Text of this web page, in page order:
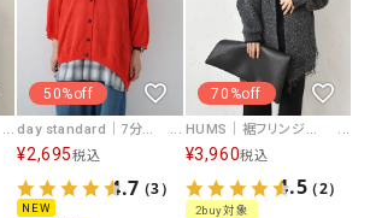
50%off
day standard｜7分袖モモンガカーデ [[B261082-28]][D]
¥2,695税込
4.7（3）
NEW
70%off
HUMS｜裾フリンジカーデ [[MT-0438]][C]
¥3,960税込
4.5（2）
2buy対象